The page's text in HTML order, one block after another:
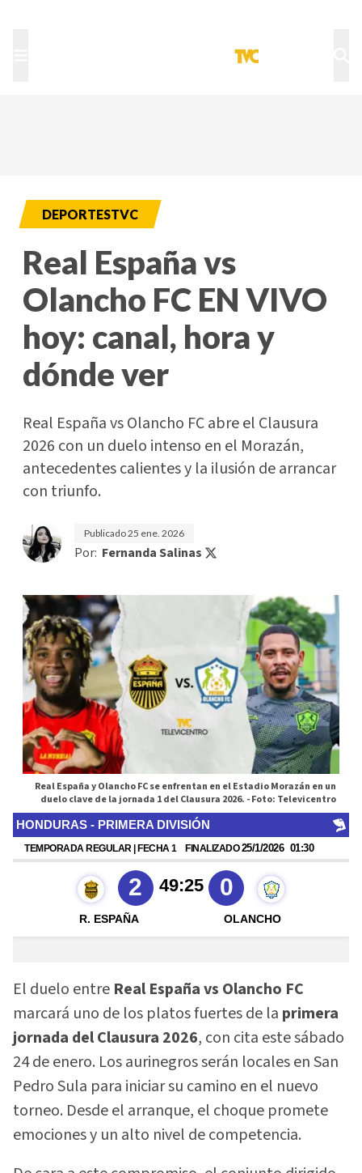
DEPORTESTVC
Real España vs
Olancho FC EN VIVO
hoy: canal, hora y
dónde ver
Real España vs Olancho FC abre el Clausura
2026 con un duelo intenso en el Morazán,
antecedentes calientes y la ilusión de arrancar
con triunfo.
Publicado25 ene. 2026
Por: Fernanda Salinas
Real España y Olancho FC se enfrentan en el Estadio Morazán en un
duelo clave de la jornada 1 del Clausura 2026. -Foto: Televicentro
El duelo entre Real España vs Olancho FC
marcará uno de los platos fuertes de la primera
jornada del Clausura 2026, con cita este sábado
24 de enero. Los aurinegros serán locales en San
Pedro Sula para iniciar su camino en el nuevo
torneo. Desde el arranque, el choque promete
emociones y un alto nivel de competencia.